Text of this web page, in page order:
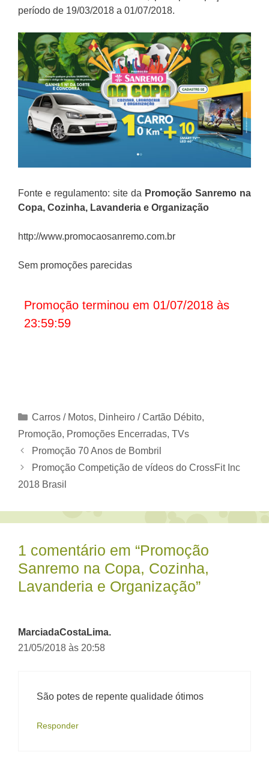
período de 19/03/2018 a 01/07/2018.
Fonte e regulamento: site da Promoção Sanremo na
Copa, Cozinha, Lavanderia e Organização
http://www.promocaosanremo.com.br
Sem promoções parecidas
Promoção terminou em 01/07/2018 às
23:59:59
Categorias
Carros / Motos, Dinheiro / Cartão Débito,
Promoção, Promoções Encerradas, TVs
Promoção 70 Anos de Bombril
Promoção Competição de vídeos do CrossFit Inc
2018 Brasil
1 comentário em “Promoção
Sanremo na Copa, Cozinha,
Lavanderia e Organização”
MarciadaCostaLima.
21/05/2018 às 20:58
São potes de repente qualidade ótimos
Responder